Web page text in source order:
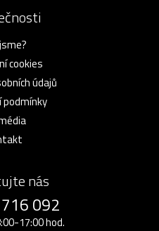
cookies
údajů
podmínky
nás
092
17:00 hod.